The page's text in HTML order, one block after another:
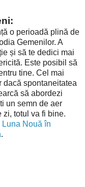
o perioadă plină de
Gemenilor. A
și să te dedici mai
Este posibil să
tine. Cel mai
dacă spontaneitatea
să abordezi
un semn de aer
zi, totul va fi bine.
Nouă în
.